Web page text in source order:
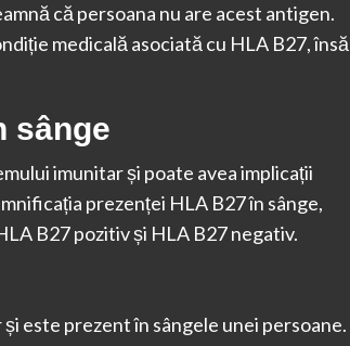
că persoana nu are acest antigen.
medicală asociată cu HLA B27, însă
sânge
imunitar și poate avea implicații
prezenței HLA B27 în sânge,
B27 pozitiv și HLA B27 negativ.
este prezent în sângele unei persoane.